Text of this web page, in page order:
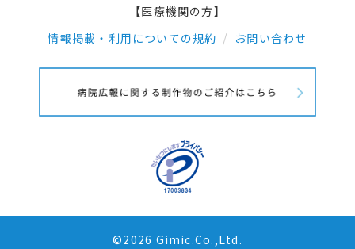
【医療機関の方】
情報掲載・利用についての規約
お問い合わせ
©2026 Gimic.Co.,Ltd.